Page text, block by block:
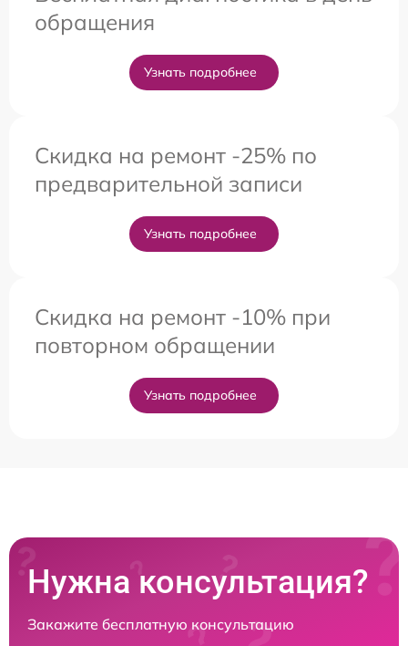
обращения
Узнать подробнее
Скидка на ремонт -25% по
предварительной записи
Узнать подробнее
Скидка на ремонт -10% при
повторном обращении
Узнать подробнее
Нужна консультация?
Закажите бесплатную консультацию